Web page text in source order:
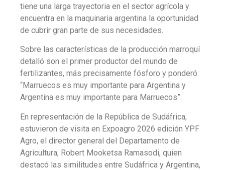
tiene una larga trayectoria en el sector agrícola y
encuentra en la maquinaria argentina la oportunidad
de cubrir gran parte de sus necesidades.
Sobre las características de la producción marroquí
detalló son el primer productor del mundo de
fertilizantes, más precisamente fósforo y ponderó:
“Marruecos es muy importante para Argentina y
Argentina es muy importante para Marruecos”.
En representación de la República de Sudáfrica,
estuvieron de visita en Expoagro 2026 edición YPF
Agro, el director general del Departamento de
Agricultura, Robert Mooketsa Ramasodi, quien
destacó las similitudes entre Sudáfrica y Argentina,